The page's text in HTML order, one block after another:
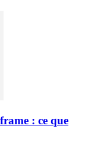
: ce que